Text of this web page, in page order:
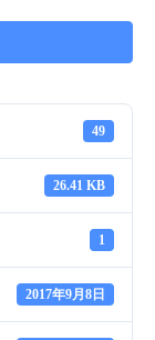
49
26.41 KB
1
2017年9月8日